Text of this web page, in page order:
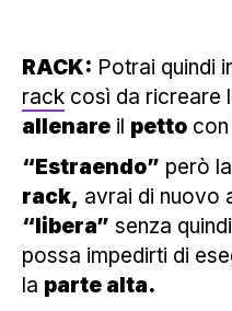
RACK: Potrai quindi
rack così da ricreare
allenare il petto
“Estraendo” però la
rack, avrai di nuovo
“libera” senza
possa impedirti di
la parte alta.